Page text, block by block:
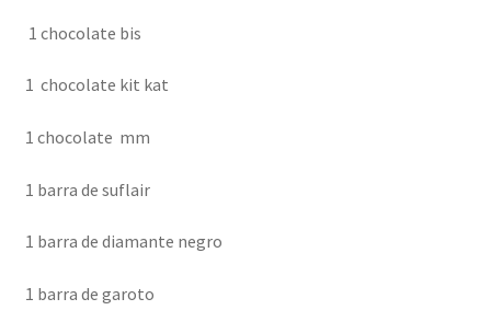
1 chocolate bis
1 chocolate kit kat
1 chocolate mm
1 barra de suflair
1 barra de diamante negro
1 barra de garoto